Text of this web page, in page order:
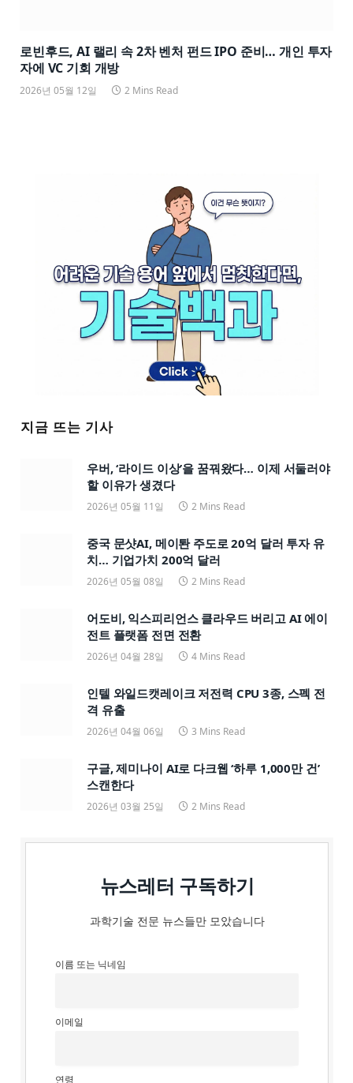
로빈후드, AI 랠리 속 2차 벤처 펀드 IPO 준비… 개인 투자
자에 VC 기회 개방
2026년 05월 12일 2 Mins Read
지금 뜨는 기사
우버, ‘라이드 이상’을 꿈꿔왔다… 이제 서둘러야
할 이유가 생겼다
2026년 05월 11일 2 Mins Read
중국 문샷AI, 메이퇀 주도로 20억 달러 투자 유
치… 기업가치 200억 달러
2026년 05월 08일 2 Mins Read
어도비, 익스피리언스 클라우드 버리고 AI 에이
전트 플랫폼 전면 전환
2026년 04월 28일 4 Mins Read
인텔 와일드캣레이크 저전력 CPU 3종, 스펙 전
격 유출
2026년 04월 06일 3 Mins Read
구글, 제미나이 AI로 다크웹 ‘하루 1,000만 건’
스캔한다
2026년 03월 25일 2 Mins Read
뉴스레터 구독하기
과학기술 전문 뉴스들만 모았습니다
이름 또는 닉네임
이메일
연령